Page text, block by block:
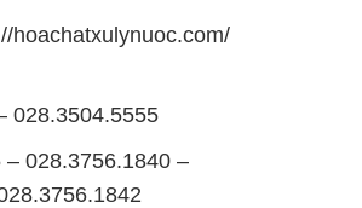
hoachatxulynuoc.com/
028.3504.5555
028.3756.1840 –